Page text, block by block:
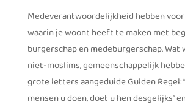
Medeverantwoordelijkheid hebben
waarin je woont heeft te maken met
burgerschap en medeburgerschap. Wat
niet-moslims, gemeenschappelijk
grote letters aangeduide Gulden Regel:
mensen u doen, doet u hen desgelijks”